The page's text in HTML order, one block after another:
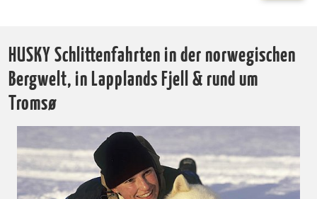
HUSKY Schlittenfahrten in der norwegischen
Bergwelt, in Lapplands Fjell & rund um
Tromsø